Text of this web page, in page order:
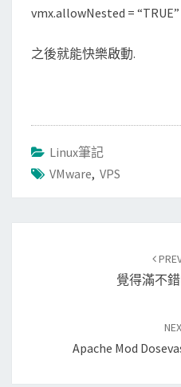
vmx.allowNested = “TRUE”
之後就能快樂啟動.
Linux筆記
VMware, VPS
覺得滿不
Apache Mod